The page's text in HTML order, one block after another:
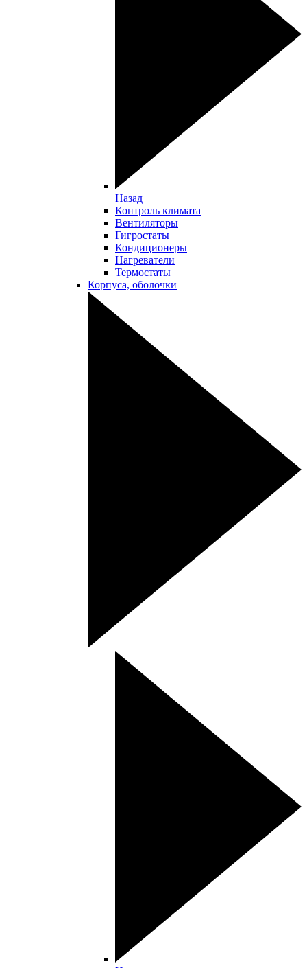
Назад
Контроль климата
Вентиляторы
Гигростаты
Кондиционеры
Нагреватели
Термостаты
Корпуса, оболочки